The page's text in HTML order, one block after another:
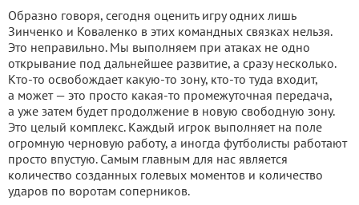
Образно говоря, сегодня оценить игру одних лишь
Зинченко и Коваленко в этих командных связках нельзя.
Это неправильно. Мы выполняем при атаках не одно
открывание под дальнейшее развитие, а сразу несколько.
Кто-то освобождает какую-то зону, кто-то туда входит,
а может — это просто какая-то промежуточная передача,
а уже затем будет продолжение в новую свободную зону.
Это целый комплекс. Каждый игрок выполняет на поле
огромную черновую работу, а иногда футболисты работают
просто впустую. Самым главным для нас является
количество созданных голевых моментов и количество
ударов по воротам соперников.